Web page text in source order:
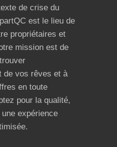
de crise du
est le lieu de
propriétaires et
mission est de
de vos rêves et à
en toute
pour la qualité,
expérience